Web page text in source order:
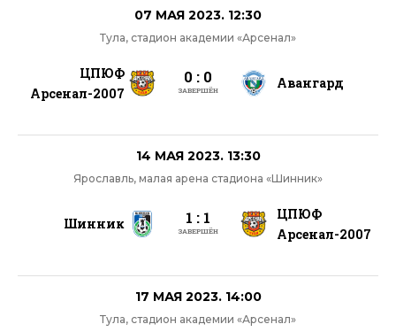
07 МАЯ 2023. 12:30
Тула, стадион академии «Арсенал»
ЦПЮФ
Арсенал-2007
0 : 0
ЗАВЕРШЁН Авангард
14 МАЯ 2023. 13:30
Ярославль, малая арена стадиона «Шинник»
Шинник 1 : 1
ЗАВЕРШЁН
ЦПЮФ
Арсенал-2007
17 МАЯ 2023. 14:00
Тула, стадион академии «Арсенал»